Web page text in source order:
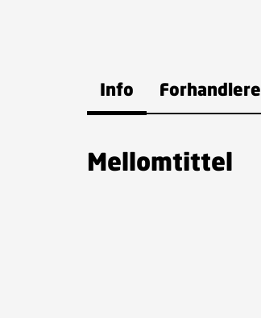
Info Forhandlere
Mellomtittel